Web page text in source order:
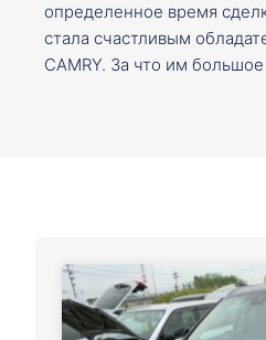
определенное время
стала счастливым
CAMRY. За что им